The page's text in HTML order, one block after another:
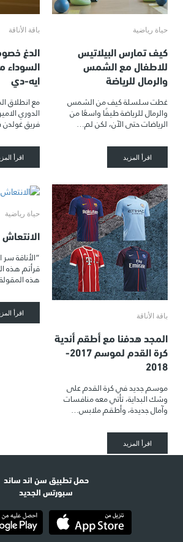
حياة رياضية
كيف تمارس البيلاتيس
للاطفال مع الشمس
والرمال للرياضة
غطت سلسلة كيف من الشمس
والرمال للرياضة طيفًا واسعًا من
الرياضات حتى الآن، لكن لم…
اقرأ المزيد
باقة الأناقة
الدغ
السوداء
ايه-دي
مع انطلاق
الدوري
فريق
اقرأ
باقة الأناقة
المجد هدفنا مع أطقم أندية
كرة القدم لموسم 2017-
2018
موسم جديد في كرة القدم على
وشك البداية، تأتي معه منافسات
وآمال جديدة، وأطقم ملابس…
اقرأ المزيد
حياة رياضية
“الأناقة
قرأتم هذه
هذه
اقرأ
حمل تطبيق سن اند ساند
سبورتس الجديد